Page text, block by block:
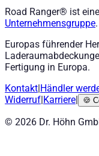
Road Ranger® ist
Unternehmensgruppe.
Europas führender
Fertigung in Europa.
Kontakt Händler
Widerruf Karriere 🍪
© 2026 Dr. Höhn